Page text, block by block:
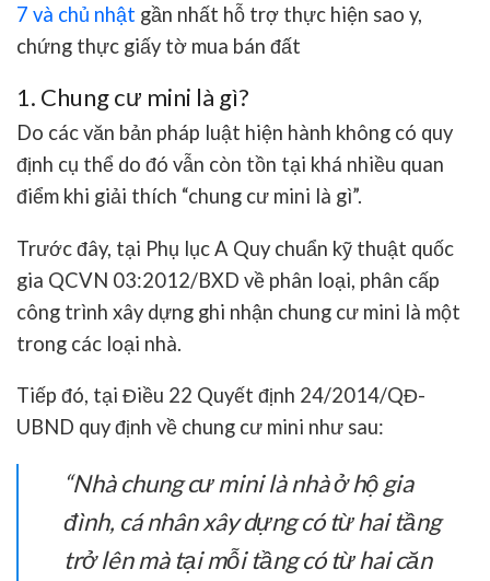
7 và chủ nhật gần nhất hỗ trợ thực hiện sao y,
chứng thực giấy tờ mua bán đất
1. Chung cư mini là gì?
Do các văn bản pháp luật hiện hành không có quy
định cụ thể do đó vẫn còn tồn tại khá nhiều quan
điểm khi giải thích “chung cư mini là gì”.
Trước đây, tại Phụ lục A Quy chuẩn kỹ thuật quốc
gia QCVN 03:2012/BXD về phân loại, phân cấp
công trình xây dựng ghi nhận chung cư mini là một
trong các loại nhà.
Tiếp đó, tại Điều 22 Quyết định 24/2014/QĐ-
UBND quy định về chung cư mini như sau:
“Nhà chung cư mini là nhà ở hộ gia
đình, cá nhân xây dựng có từ hai tầng
trở lên mà tại mỗi tầng có từ hai căn